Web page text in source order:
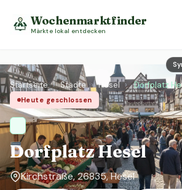
Wochenmarktfinder
Märkte lokal entdecken
Startseite › Städte › Hesel › Dorfplatz
Heute geschlossen
Dorfplatz Hesel
Kirchstraße, 26835, Hesel